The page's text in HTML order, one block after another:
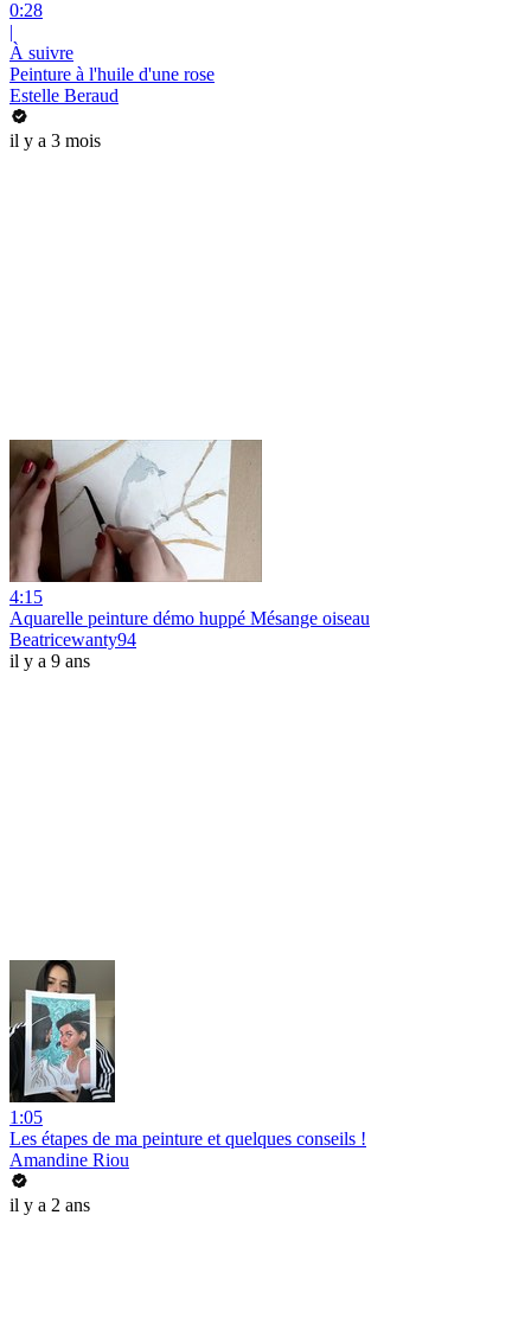
0:28
|
À suivre
Peinture à l'huile d'une rose
Estelle Beraud
il y a 3 mois
4:15
Aquarelle peinture démo huppé Mésange oiseau
Beatricewanty94
il y a 9 ans
1:05
Les étapes de ma peinture et quelques conseils !
Amandine Riou
il y a 2 ans